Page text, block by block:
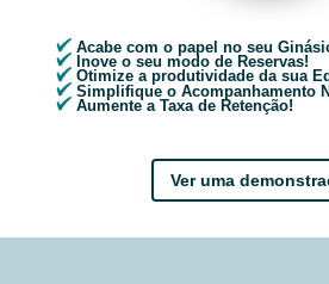
Acabe com o papel no seu
Inove o seu modo de Reservas!
Otimize a produtividade da sua
Simplifique o Acompanhamento
Aumente a Taxa de Retenção!
Ver uma